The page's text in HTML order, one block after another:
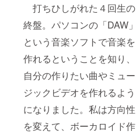
打ちひしがれた４回生の
終盤。パソコンの「DAW」
という音楽ソフトで音楽を
作れるということを知り、
自分の作りたい曲やミュー
ジックビデオを作れるよう
になりました。私は方向性
を変えて、ボーカロイド作